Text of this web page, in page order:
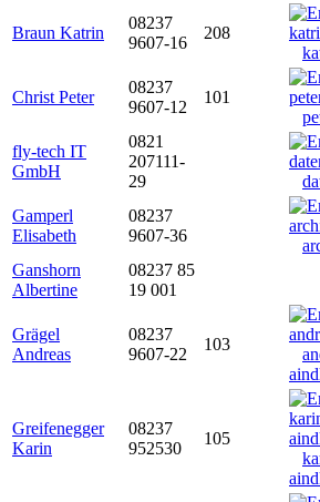
Braun Katrin
08237
9607-16
208
Christ Peter
08237
9607-12
101
fly-tech IT
GmbH
0821
207111-
29
Gamperl
Elisabeth
08237
9607-36
Ganshorn
Albertine
08237 85
19 001
Grägel
Andreas
08237
9607-22
103
Greifenegger
Karin
08237
952530
105